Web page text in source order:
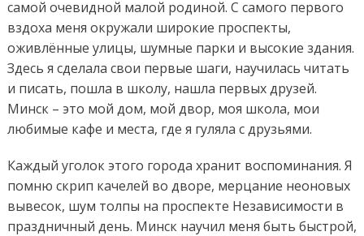
самой очевидной малой родиной. С самого первого
вздоха меня окружали широкие проспекты,
оживлённые улицы, шумные парки и высокие здания.
Здесь я сделала свои первые шаги, научилась читать
и писать, пошла в школу, нашла первых друзей.
Минск – это мой дом, мой двор, моя школа, мои
любимые кафе и места, где я гуляла с друзьями.
Каждый уголок этого города хранит воспоминания. Я
помню скрип качелей во дворе, мерцание неоновых
вывесок, шум толпы на проспекте Независимости в
праздничный день. Минск научил меня быть быстрой,